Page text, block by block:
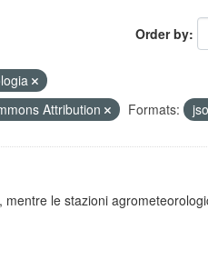
Order by
Attribution Formats:
le stazioni